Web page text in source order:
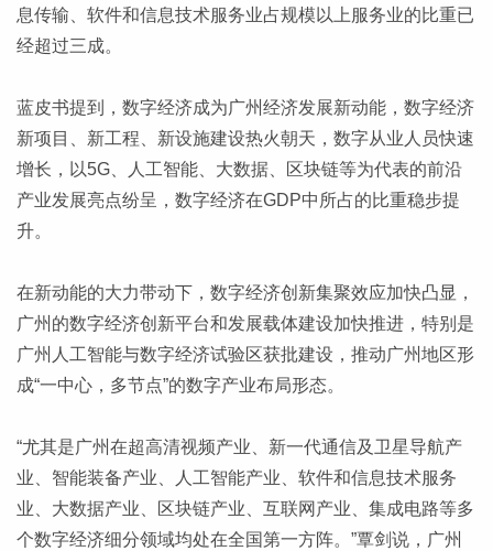
息传输、软件和信息技术服务业占规模以上服务业的比重已
经超过三成。
蓝皮书提到，数字经济成为广州经济发展新动能，数字经济
新项目、新工程、新设施建设热火朝天，数字从业人员快速
增长，以5G、人工智能、大数据、区块链等为代表的前沿
产业发展亮点纷呈，数字经济在GDP中所占的比重稳步提
升。
在新动能的大力带动下，数字经济创新集聚效应加快凸显，
广州的数字经济创新平台和发展载体建设加快推进，特别是
广州人工智能与数字经济试验区获批建设，推动广州地区形
成“一中心，多节点”的数字产业布局形态。
“尤其是广州在超高清视频产业、新一代通信及卫星导航产
业、智能装备产业、人工智能产业、软件和信息技术服务
业、大数据产业、区块链产业、互联网产业、集成电路等多
个数字经济细分领域均处在全国第一方阵。”覃剑说，广州